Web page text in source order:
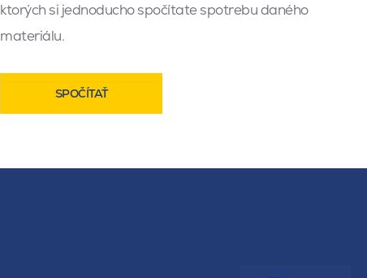
ktorých si jednoducho spočítate spotrebu daného
materiálu.
SPOČÍTAŤ